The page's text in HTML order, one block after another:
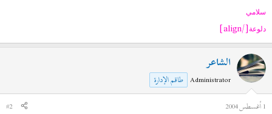
سلامي
دلوعة[/align]
الشاعر
Administrator طاقم الإدارة
1 أغسطس 2004
#2